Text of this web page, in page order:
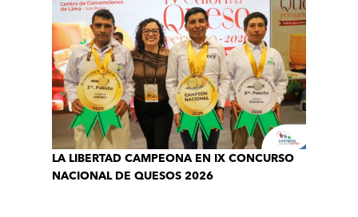
LA LIBERTAD CAMPEONA EN IX CONCURSO
NACIONAL DE QUESOS 2026